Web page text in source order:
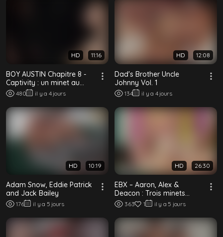
HD 11:16
BOY AUSTIN Chapitre 8 -
Captivity : un minet au
collier à genoux dans le
noir, uti...
480 il y a 4 jours
HD 12:08
Dad's Brother Uncle
Johnny Vol. 1
134 il y a 4 jours
HD 10:19
Adam Snow, Eddie Patrick
and Jack Bailey
176 il y a 5 jours
HD 26:30
EBX – Aaron, Alex &
Deacon : Trois minets
lèchent des bonbons &
baisent bareback
363 1 il y a 5 jours